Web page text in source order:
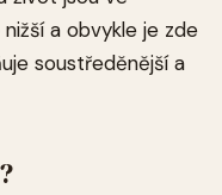
a obvykle je zde
soustředěnější a